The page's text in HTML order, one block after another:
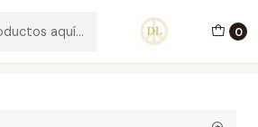
0
DE 70€ PORTUGAL CONTINENTAL